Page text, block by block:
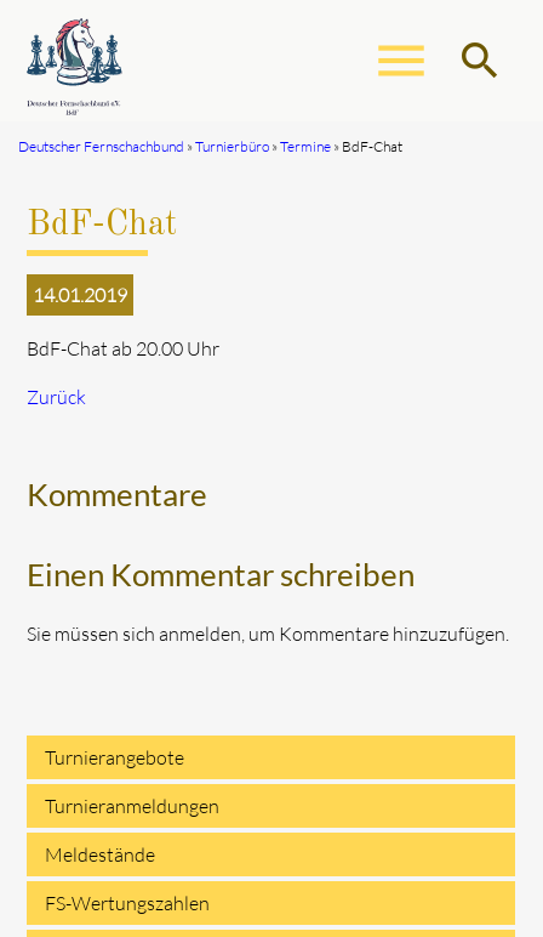
menu search
Deutscher Fernschachbund Turnierbüro Termine BdF-Chat
BdF-Chat
14.01.2019
BdF-Chat ab 20.00 Uhr
Zurück
Kommentare
Einen Kommentar schreiben
Sie müssen sich anmelden, um Kommentare hinzuzufügen.
Navigation
überspringen
Turnierangebote
Turnieranmeldungen
Meldestände
FS-Wertungszahlen